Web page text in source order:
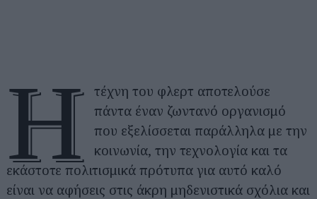
Η
τέχνη του φλερτ αποτελούσε
πάντα έναν ζωντανό οργανισμό
που εξελίσσεται παράλληλα με την
κοινωνία, την τεχνολογία και τα
εκάστοτε πολιτισμικά πρότυπα για αυτό καλό
είναι να αφήσεις στις άκρη μηδενιστικά σχόλια και